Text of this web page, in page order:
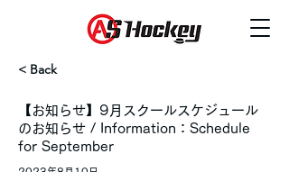
< Back
【お知らせ】9月スクールスケジュール
のお知らせ / Information：Schedule
for September